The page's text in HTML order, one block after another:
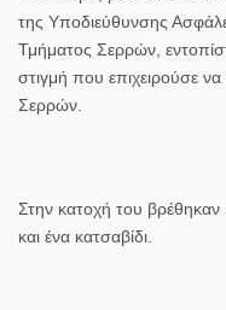
της Υποδιεύθυνσης
Τμήματος Σερρών,
στιγμή που επιχειρούσε
Σερρών.
Στην κατοχή του βρέθηκαν
και ένα κατσαβίδι.